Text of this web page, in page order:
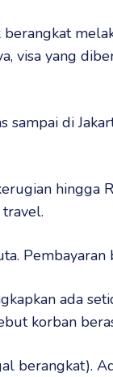
visa yang
sampai di
hingga
Pembayaran
ada
korban
berangkat).